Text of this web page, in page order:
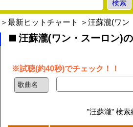
＞ 最新ヒットチャート ＞汪蘇瀧(ワン
汪蘇瀧(ワン・スーロン)
※試聴(約40秒)でチェック！！
”汪蘇瀧” 検